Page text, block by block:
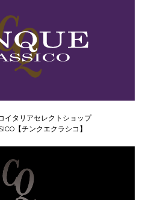
イタリアセレクトショップ
【チンクエクラシコ】